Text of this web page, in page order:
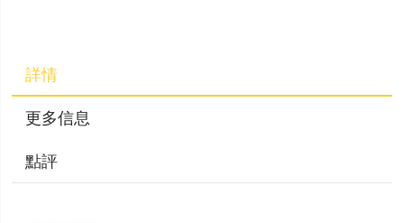
詳情
更多信息
點評